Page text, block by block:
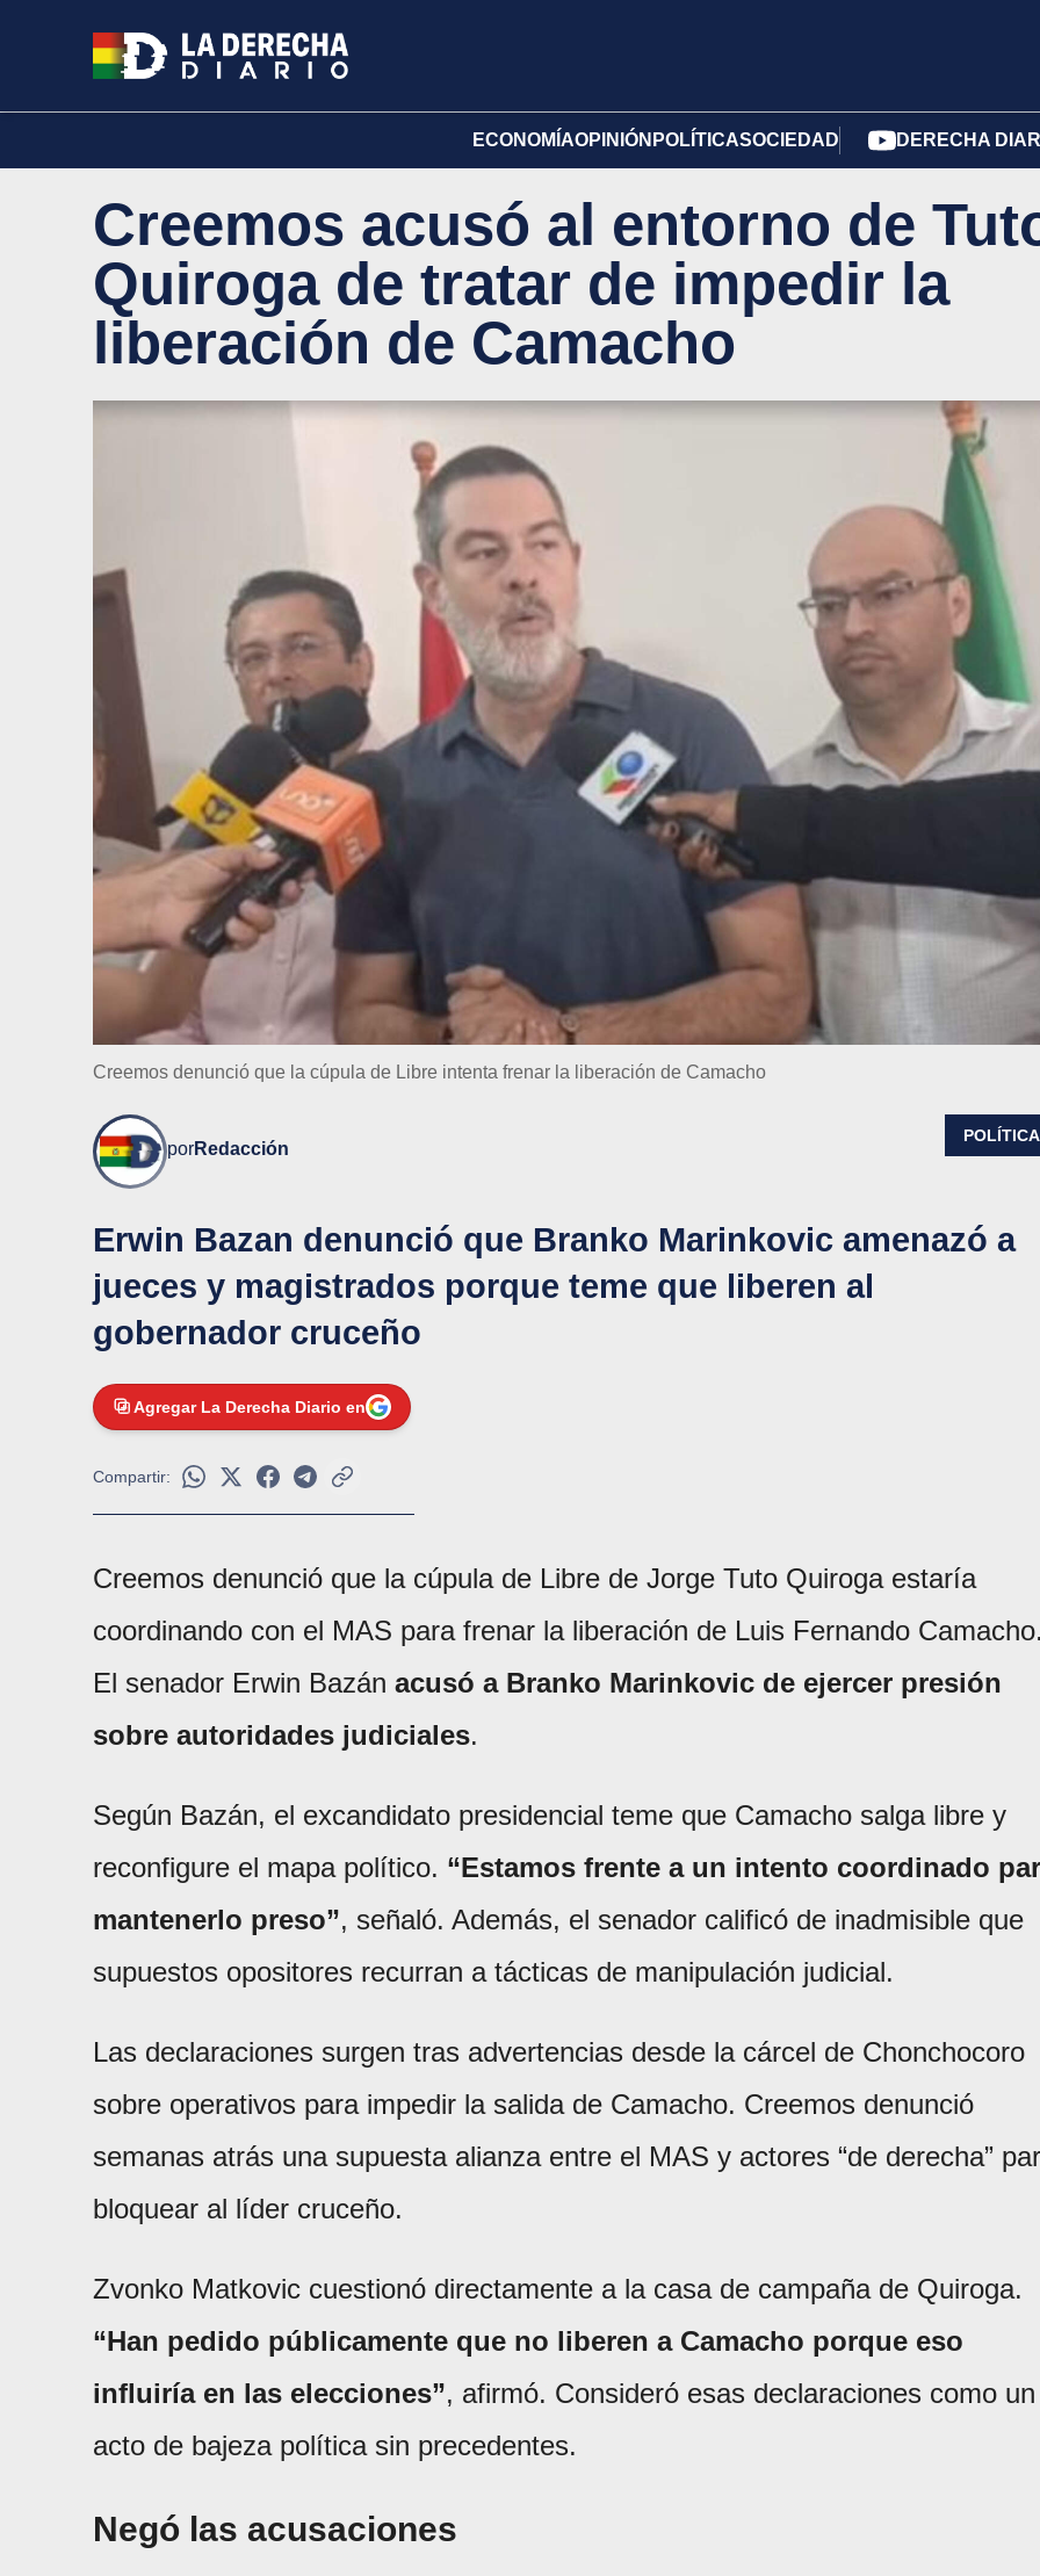
ECONOMÍAOPINIÓN POLÍTICASOCIEDAD DERECHA
Creemos acusó al entorno de
Quiroga de tratar de impedir la
liberación de Camacho
Creemos denunció que la cúpula de Libre intenta frenar la liberación de Camacho
porRedacción
POLÍTICA
Erwin Bazan denunció que Branko Marinkovic amenazó a
jueces y magistrados porque teme que liberen al
gobernador cruceño
Agregar La Derecha Diario en
Compartir:
Creemos denunció que la cúpula de Libre de Jorge Tuto Quiroga estaría
coordinando con el MAS para frenar la liberación de Luis Fernando
El senador Erwin Bazán acusó a Branko Marinkovic de ejercer presión
sobre autoridades judiciales.
Según Bazán, el excandidato presidencial teme que Camacho salga libre y
reconfigure el mapa político. “Estamos frente a un intento coordinado
mantenerlo preso”, señaló. Además, el senador calificó de inadmisible que
supuestos opositores recurran a tácticas de manipulación judicial.
Las declaraciones surgen tras advertencias desde la cárcel de Chonchocoro
sobre operativos para impedir la salida de Camacho. Creemos denunció
semanas atrás una supuesta alianza entre el MAS y actores “de derecha”
bloquear al líder cruceño.
Zvonko Matkovic cuestionó directamente a la casa de campaña de Quiroga.
“Han pedido públicamente que no liberen a Camacho porque eso
influiría en las elecciones”, afirmó. Consideró esas declaraciones como un
acto de bajeza política sin precedentes.
Negó las acusaciones